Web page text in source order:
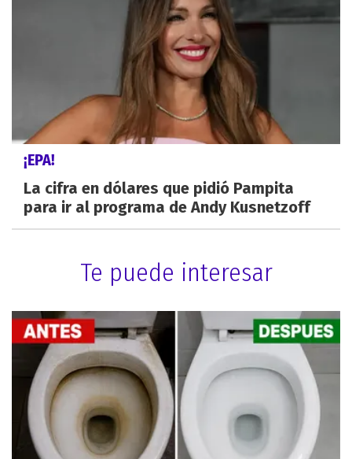
¡EPA!
La cifra en dólares que pidió Pampita
para ir al programa de Andy Kusnetzoff
Te puede interesar